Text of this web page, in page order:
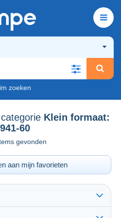
zoeken
Klein formaat:
60
gevonden
aan mijn favorieten